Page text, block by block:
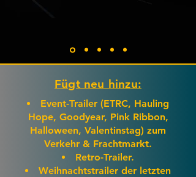
Fügt neu hinzu:
Event-Trailer (ETRC, Hauling
Hope, Goodyear, Pink Ribbon,
Halloween, Valentinstag) zum
Verkehr & Frachtmarkt.
Retro-Trailer.
Weihnachtstrailer der letzten